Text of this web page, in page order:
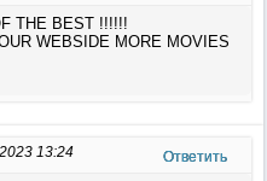
THE BEST !!!!!!
WEBSIDE MORE MOVIES
13:24 Ответить